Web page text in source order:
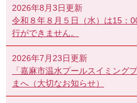
2026年8月3日更新
令和８年８月５日（水）は15：
行ができません。
2026年7月23日更新
「嘉麻市温水プールスイミング
まへ（大切なお知らせ）